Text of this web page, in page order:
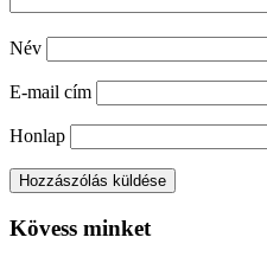
Név
E-mail cím
Honlap
Kövess minket